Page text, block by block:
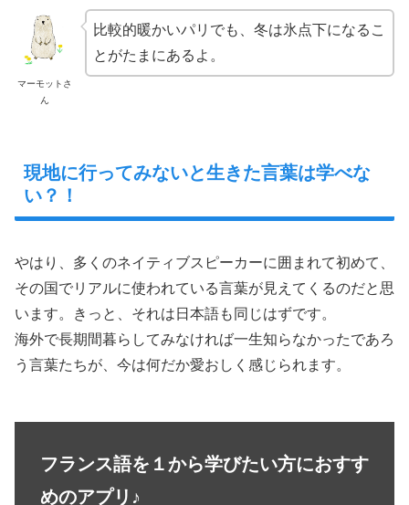
マーモットさ
ん
比較的暖かいパリでも、冬は氷点下になるこ
とがたまにあるよ。
現地に行ってみないと生きた言葉は学べな
い？！
やはり、多くのネイティブスピーカーに囲まれて初めて、
その国でリアルに使われている言葉が見えてくるのだと思
います。きっと、それは日本語も同じはずです。
海外で長期間暮らしてみなければ一生知らなかったであろ
う言葉たちが、今は何だか愛おしく感じられます。
フランス語を１から学びたい方におすす
めのアプリ♪